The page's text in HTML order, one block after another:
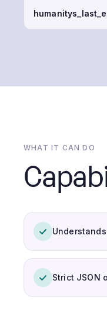
WHAT IT CAN DO
Strict JSON